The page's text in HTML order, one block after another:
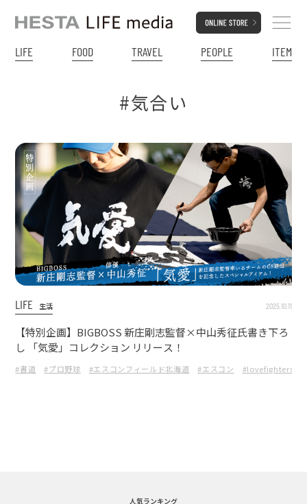
LIFE FOOD TRAVEL PEOPLE ITEM
#気合い
LIFE 生活 2025.10.11
【特別企画】BIGBOSS 新庄剛志監督×中山秀征氏書き下ろ
し 「気愛」コレクション リリース！
#書道 #プロ野球 #エスコンフィールド北海道 #エスコン #lovefighters
人気ランキング